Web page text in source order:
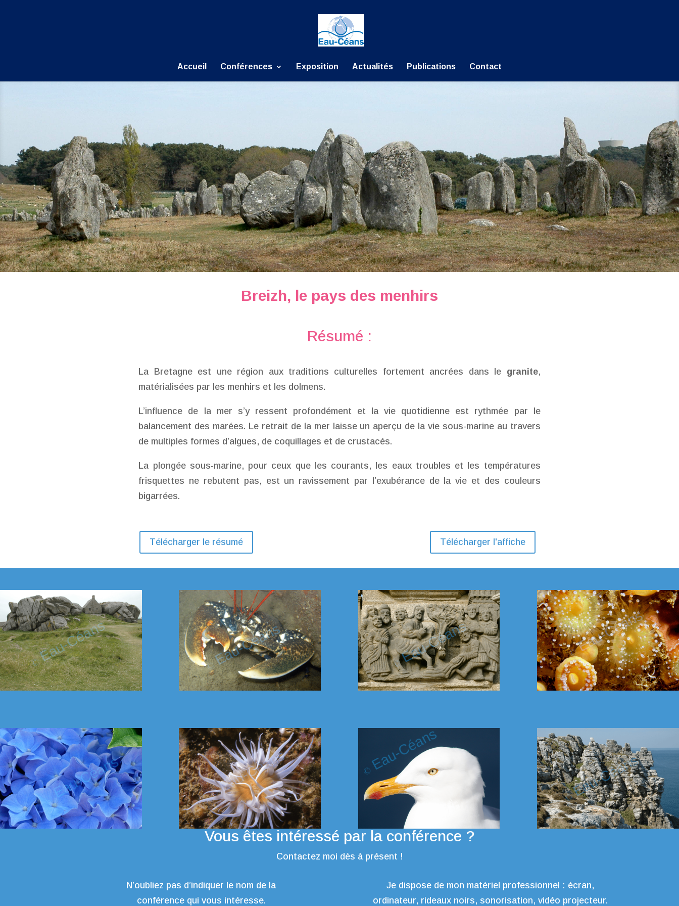
Accueil Conférences Exposition Actualités Publications Contact
Breizh, le pays des menhirs
Résumé :
La Bretagne est une région aux traditions culturelles fortement ancrées dans le granite,
matérialisées par les menhirs et les dolmens.
L’influence de la mer s’y ressent profondément et la vie quotidienne est rythmée par le
balancement des marées. Le retrait de la mer laisse un aperçu de la vie sous-marine au travers
de multiples formes d’algues, de coquillages et de crustacés.
La plongée sous-marine, pour ceux que les courants, les eaux troubles et les températures
frisquettes ne rebutent pas, est un ravissement par l’exubérance de la vie et des couleurs
bigarrées.
Télécharger le résumé Télécharger l'affiche
Vous êtes intéressé par la conférence ?
Contactez moi dès à présent !
N’oubliez pas d’indiquer le nom de la
conférence qui vous intéresse.
Je dispose de mon matériel professionnel : écran,
ordinateur, rideaux noirs, sonorisation, vidéo projecteur.